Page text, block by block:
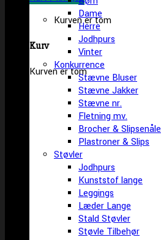
Kurven er tom
Kurv
Kurven er tom
Dame
Herre
Jodhpurs
Vinter
Konkurrence
Stævne Bluser
Stævne Jakker
Stævne nr.
Fletning mv.
Brocher & Slipsenåle
Plastroner & Slips
Støvler
Jodhpurs
Kunststof lange
Leggings
Læder Lange
Stald Støvler
Støvle Tilbehør